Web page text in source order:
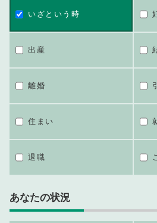
いざという時
出産
離婚
住まい
退職
あなたの状況